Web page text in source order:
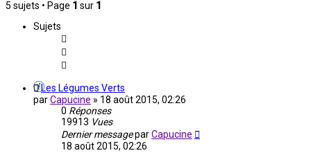
5 sujets • Page 1 sur 1
Sujets
Les Légumes Verts
parCapucine » 18 août 2015, 02:26
0 Réponses
19913 Vues
Dernier messageparCapucine
18 août 2015, 02:26